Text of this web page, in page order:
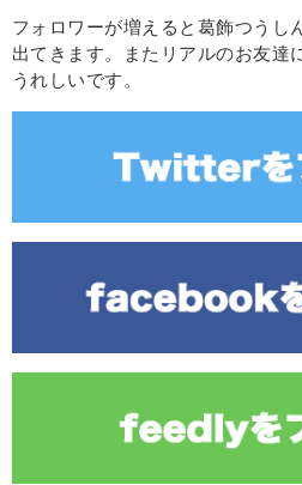
フォロワーが増えると葛飾つうし
出てきます。またリアルのお友達
うれしいです。